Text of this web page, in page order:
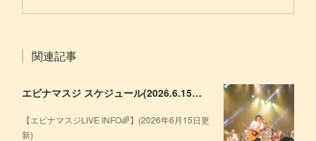
関連記事
エビナマスジ スケジュール(2026.6.15更新)
【エビナマスジLIVE INFO🌈】(2026年6月15日更
新)